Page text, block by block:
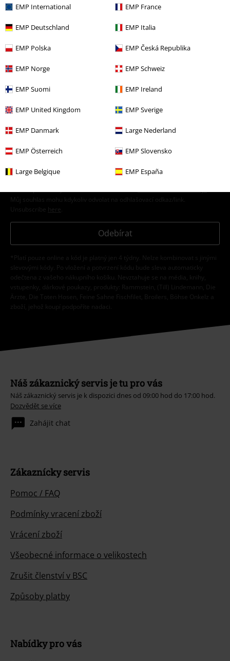
EMP International EMP France
EMP Deutschland EMP Italia
EMP Polska EMP Česká Republika
EMP Norge EMP Schweiz
EMP Suomi EMP Ireland
EMP United Kingdom EMP Sverige
EMP Danmark Large Nederland
EMP Österreich EMP Slovensko
Large Belgique EMP España
Toys on Sale
Získejte 20% slevový poukaz, když se přihlásíte
teď!
E.M.P. Merchandising mbH může zpracovávat mé osobní údaje a
Můj souhlas mohu kdykoliv odvolat na odhlašovací odkaz/link.
Unsubscribe here
Odebírat
*Platí pouze online a kód je platný jen 4 týdny. Nelze kombinovat s jinými
slevovými kódy. Po vložení a potvrzení kódu bude sleva automaticky
odečtena z vašeho nákupního košíku. Nevztahuje se na média, knihy,
vstupenky, dárkové poukazy, produkty: Rammstein, (Till) Lindemann, Die
Ärzte, Die Toten Hosen, Feine Sahne Fischfilet, Broilers, Böhse Onkelz a
zboží, jehož koupí podpoříte nadaci.
Náš zákaznický servis je tu pro vás
Náš zákaznický servis je k dispozici dnes od 09:00 hod do 17:00 hod.
Dozvědět se více
Zahájit chat
Zákaznícky servis
Pomoc / FAQ
Podmínky vracení zboží
Vrácení zboží
Všeobecné informace o velikostech
Zrušit členství v BSC
Způsoby platby
Nabídky pro vás